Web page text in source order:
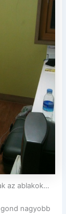
az ablakok…
nagyobb